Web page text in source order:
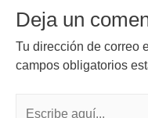
Deja un
Tu dirección de correo
campos obligatorios